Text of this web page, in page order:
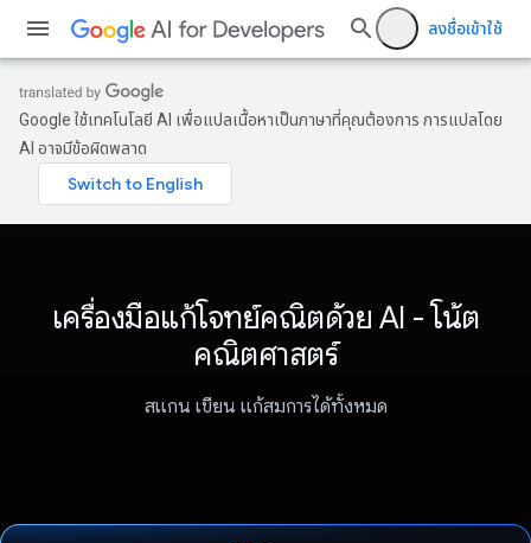
ลงชื่อเข้าใช้
Google ใช้เทคโนโลยี AI เพื่อแปลเนื้อหาเป็นภาษาที่คุณต้องการ การแปลโดย
AI อาจมีข้อผิดพลาด
เครื่องมือแก้โจทย์คณิตด้วย AI - โน้ต
คณิตศาสตร์
สแกน เขียน แก้สมการได้ทั้งหมด